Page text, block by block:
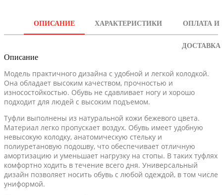
ОПИСАНИЕ ХАРАКТЕРИСТИКИ ОПЛАТА И
ДОСТАВКА
Описание
Модель практичного дизайна с удобной и легкой колодкой.
Она обладает высоким качеством, прочностью и
износостойкостью. Обувь не сдавливает ногу и хорошо
подходит для людей с высоким подъемом.
Туфли выполнены из натуральной кожи бежевого цвета.
Материал легко пропускает воздух. Обувь имеет удобную
невысокую колодку, анатомическую стельку и
полиуретановую подошву, что обеспечивает отличную
амортизацию и уменьшает нагрузку на стопы. В таких туфлях
комфортно ходить в течение всего дня. Универсальный
дизайн позволяет носить обувь с любой одеждой, в том числе
униформой.